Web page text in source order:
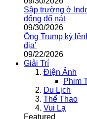
Sập trường ở
đống đổ nát
09/30/2026
Ông Trump ký
địa’
09/22/2026
Giải Trí
Điện Ảnh
Phim
Du Lịch
Thể Thao
Vui Lạ
Featured